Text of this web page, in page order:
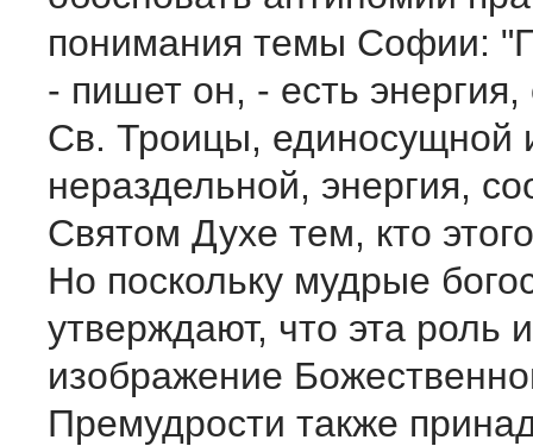
понимания темы Софии:
- пишет он, - есть
Св. Троицы, единосущной
нераздельной, энергия,
Святом Духе тем, кто
Но поскольку мудрые
утверждают, что эта роль
изображение
Премудрости также